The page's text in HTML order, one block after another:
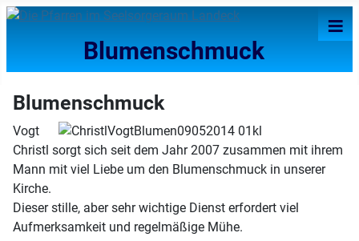
Blumenschmuck
≡
Blumenschmuck
Vogt
Christl sorgt sich seit dem Jahr 2007 zusammen mit ihrem
Mann mit viel Liebe um den Blumenschmuck in unserer
Kirche.
Dieser stille, aber sehr wichtige Dienst erfordert viel
Aufmerksamkeit und regelmäßige Mühe.